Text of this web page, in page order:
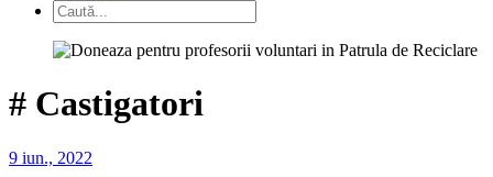
# Castigatori
9 iun., 2022